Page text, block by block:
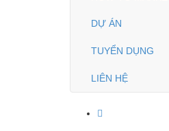
DỰ ÁN
TUYỂN DỤNG
LIÊN HỆ